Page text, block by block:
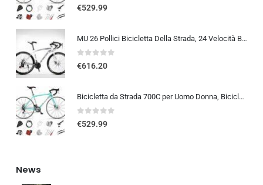
0out of 5
€529.99
MU 26 Pollici Bicicletta Della Strada, 24 Velocità Bici, Doppio Disco Freno, Acciaio Al Carbonio Telaio, Strada Biciclette…
0out of 5
€616.20
Bicicletta da Strada 700C per Uomo Donna, Bicicletta da Corsa con Freno a Disco 24/27/30 velocità, Telaio in Acciaio ad Al…
0out of 5
€529.99
News